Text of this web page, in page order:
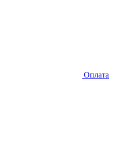
Оплата